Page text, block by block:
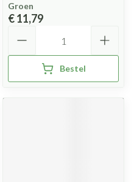
Groen
€ 11,79
Bestel